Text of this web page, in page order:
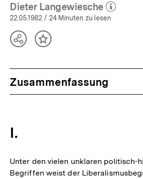
Dieter Langewiesche
(Mehr zum Autor)
öffnen
22.05.1982 / 24 Minuten zu lesen
TeilenInhalt
Zusammenfassung
I.
Unter den vielen unklaren politisch-
Begriffen weist der